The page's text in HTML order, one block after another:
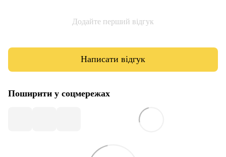
Додайте перший відгук
Написати відгук
Поширити у соцмережах